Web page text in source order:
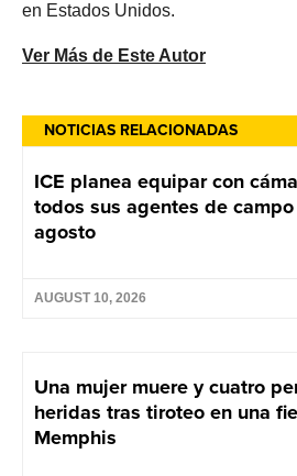
NOTICIAS RELACIONADAS
ICE planea equipar con
todos sus agentes de
agosto
AUGUST 10, 2026
Una mujer muere y cuatro
heridas tras tiroteo en una
Memphis
en Estados Unidos.
Ver Más de Este Autor